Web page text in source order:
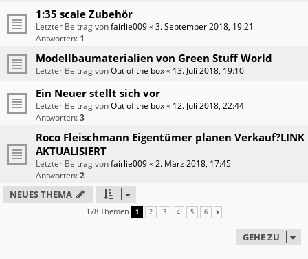
1:35 scale Zubehör
Letzter Beitrag vonfairlie009«3. September 2018, 19:21
Antworten: 1
Modellbaumaterialien von Green Stuff World
Letzter Beitrag vonOut of the box« 13. Juli 2018, 19:10
Ein Neuer stellt sich vor
Letzter Beitrag vonOut of the box« 12. Juli 2018, 22:44
Antworten:3
Roco Fleischmann Eigentümer planen Verkauf?LINK
AKTUALISIERT
Letzter Beitrag vonfairlie009«2. März 2018, 17:45
Antworten:2
NEUES THEMA
178 Themen 1 2 3 4 5 6
GEHE ZU